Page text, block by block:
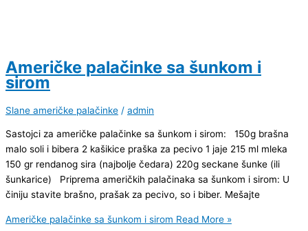
Američke palačinke sa šunkom i
sirom
Slane američke palačinke / admin
Sastojci za američke palačinke sa šunkom i sirom: 150g brašna
malo soli i bibera 2 kašikice praška za pecivo 1 jaje 215 ml mleka
150 gr rendanog sira (najbolje čedara) 220g seckane šunke (ili
šunkarice) Priprema američkih palačinaka sa šunkom i sirom: U
činiju stavite brašno, prašak za pecivo, so i biber. Mešajte
Američke palačinke sa šunkom i sirom Read More »